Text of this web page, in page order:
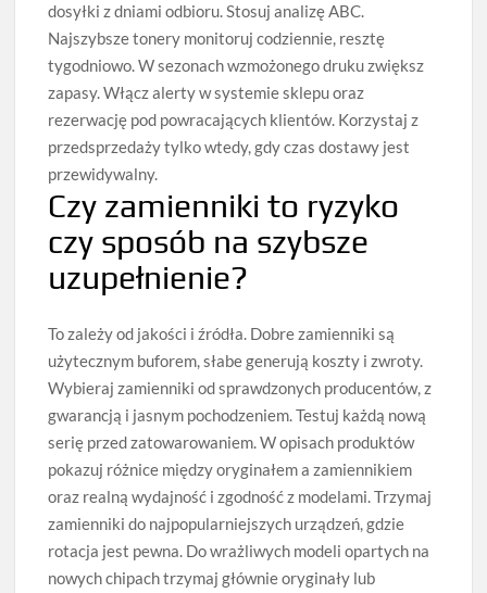
dosyłki z dniami odbioru. Stosuj analizę ABC.
Najszybsze tonery monitoruj codziennie, resztę
tygodniowo. W sezonach wzmożonego druku zwiększ
zapasy. Włącz alerty w systemie sklepu oraz
rezerwację pod powracających klientów. Korzystaj z
przedsprzedaży tylko wtedy, gdy czas dostawy jest
przewidywalny.
Czy zamienniki to ryzyko
czy sposób na szybsze
uzupełnienie?
To zależy od jakości i źródła. Dobre zamienniki są
użytecznym buforem, słabe generują koszty i zwroty.
Wybieraj zamienniki od sprawdzonych producentów, z
gwarancją i jasnym pochodzeniem. Testuj każdą nową
serię przed zatowarowaniem. W opisach produktów
pokazuj różnice między oryginałem a zamiennikiem
oraz realną wydajność i zgodność z modelami. Trzymaj
zamienniki do najpopularniejszych urządzeń, gdzie
rotacja jest pewna. Do wrażliwych modeli opartych na
nowych chipach trzymaj głównie oryginały lub